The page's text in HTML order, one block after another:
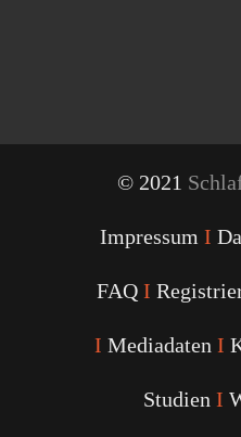
© 2021
Impressum I
FAQ I
I Mediadaten I
Studien I